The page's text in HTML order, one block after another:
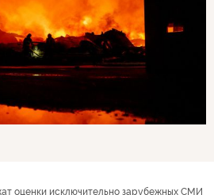
оценки исключительно зарубежных СМИ